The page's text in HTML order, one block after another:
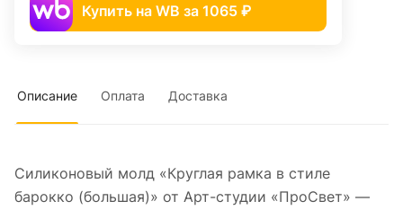
Купить на WB за 1065 ₽
Описание Оплата Доставка
Силиконовый молд «Круглая рамка в стиле
барокко (большая)» от Арт-студии «ПроСвет» —